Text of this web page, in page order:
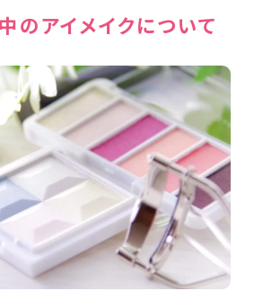
のアイメイクについて